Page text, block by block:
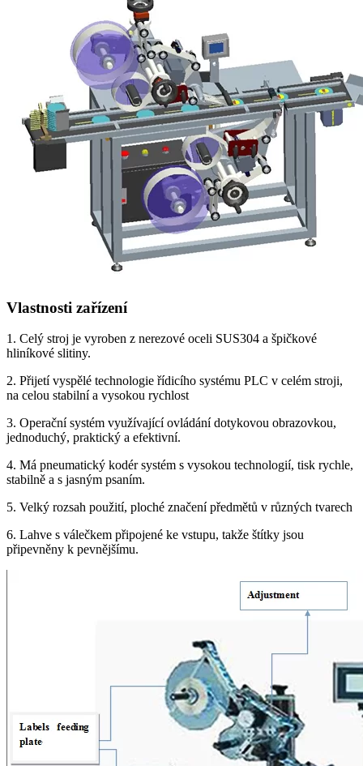
Vlastnosti zařízení
1. Celý stroj je vyroben z nerezové oceli SUS304 a špičkové
hliníkové slitiny.
2. Přijetí vyspělé technologie řídicího systému PLC v celém stroji,
na celou stabilní a vysokou rychlost
3. Operační systém využívající ovládání dotykovou obrazovkou,
jednoduchý, praktický a efektivní.
4. Má pneumatický kodér systém s vysokou technologií, tisk rychle,
stabilně a s jasným psaním.
5. Velký rozsah použití, ploché značení předmětů v různých tvarech
6. Lahve s válečkem připojené ke vstupu, takže štítky jsou
připevněny k pevnějšímu.